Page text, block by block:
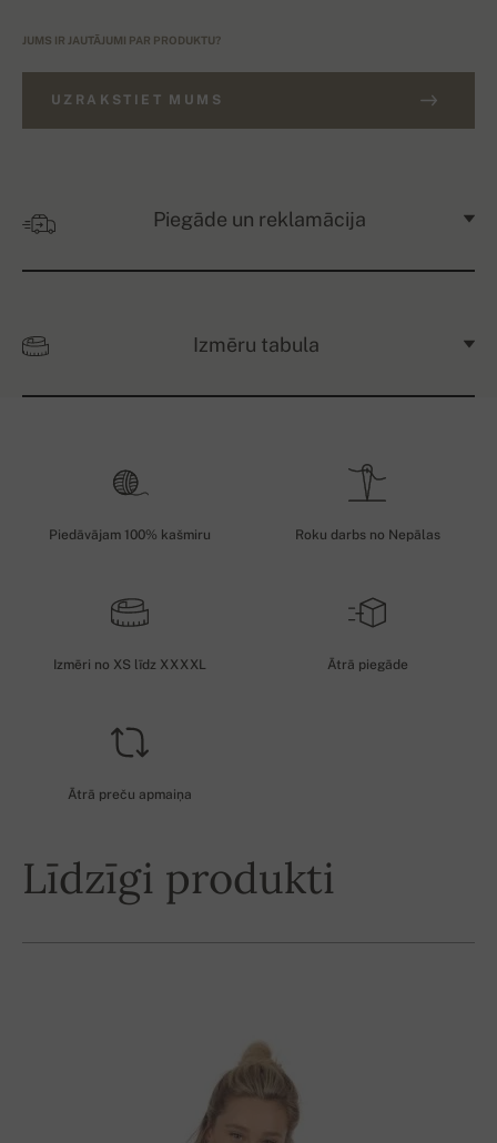
JUMS IR JAUTĀJUMI PAR PRODUKTU?
UZRAKSTIET MUMS
Piegāde un reklamācija
Izmēru tabula
Piedāvājam 100% kašmiru Roku darbs no Nepālas
Izmēri no XS līdz XXXXL Ātrā piegāde
Ātrā preču apmaiņa
Līdzīgi produkti